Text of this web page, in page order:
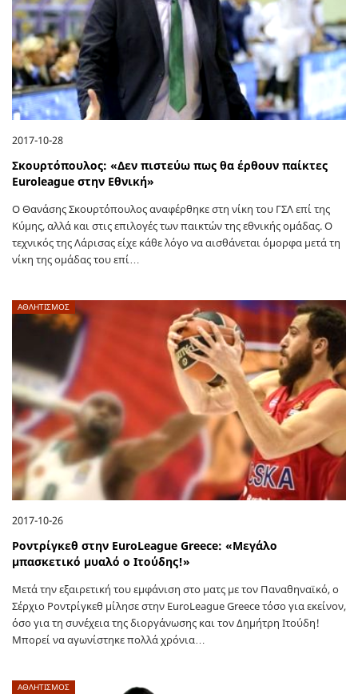
2017-10-28
Σκουρτόπουλος: «Δεν πιστεύω πως θα έρθουν παίκτες
Euroleague στην Εθνική»
Ο Θανάσης Σκουρτόπουλος αναφέρθηκε στη νίκη του ΓΣΛ επί της
Κύμης, αλλά και στις επιλογές των παικτών της εθνικής ομάδας. Ο
τεχνικός της Λάρισας είχε κάθε λόγο να αισθάνεται όμορφα μετά τη
νίκη της ομάδας του επί…
ΑΘΛΗΤΙΣΜΟΣ
2017-10-26
Ροντρίγκεθ στην EuroLeague Greece: «Μεγάλο
μπασκετικό μυαλό ο Ιτούδης!»
Μετά την εξαιρετική του εμφάνιση στο ματς με τον Παναθηναϊκό, ο
Σέρχιο Ροντρίγκεθ μίλησε στην EuroLeague Greece τόσο για εκείνον,
όσο για τη συνέχεια της διοργάνωσης και τον Δημήτρη Ιτούδη!
Μπορεί να αγωνίστηκε πολλά χρόνια…
ΑΘΛΗΤΙΣΜΟΣ